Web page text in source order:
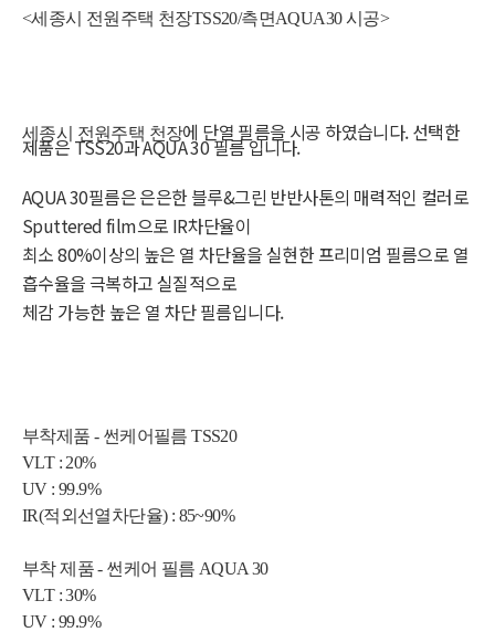
<세종시 전원주택 천장TSS20/측면AQUA30 시공>
세종시 전원주택 천장에 단열 필름을 시공 하였습니다. 선택한
제품은 TSS20과 AQUA 30 필름 입니다.
AQUA 30필름은 은은한 블루&그린 반반사톤의 매력적인 컬러로
Sputtered film으로 IR차단율이
최소 80%이상의 높은 열 차단율을 실현한 프리미엄 필름으로 열
흡수율을 극복하고 실질적으로
체감 가능한 높은 열 차단 필름입니다.
부착제품 - 썬케어필름 TSS20
VLT : 20%
UV : 99.9%
IR(적외선열차단율) : 85~90%
부착 제품 - 썬케어 필름 AQUA 30
VLT : 30%
UV : 99.9%